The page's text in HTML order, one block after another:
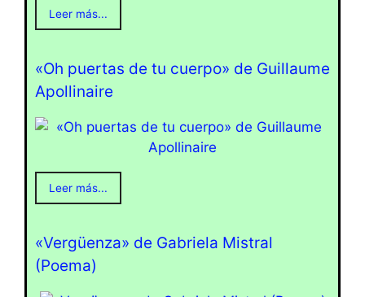
Leer más...
«Oh puertas de tu cuerpo» de Guillaume
Apollinaire
Leer más...
«Vergüenza» de Gabriela Mistral
(Poema)